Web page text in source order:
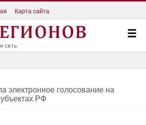
Карта сайта
электронное голосование на
РФ